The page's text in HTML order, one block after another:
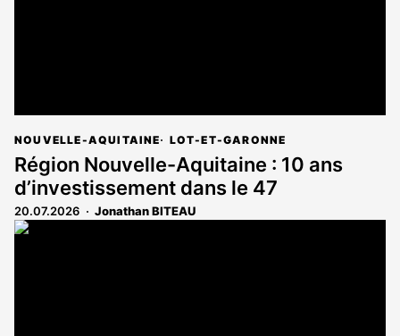
NOUVELLE-AQUITAINE LOT-ET-GARONNE
Région Nouvelle-Aquitaine : 10 ans
d’investissement dans le 47
20.07.2026 Jonathan BITEAU